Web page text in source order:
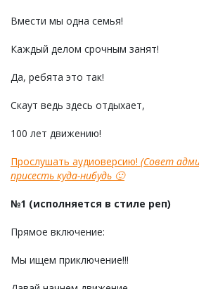
Вмести мы одна семья!
Каждый делом срочным занят!
Да, ребята это так!
Скаут ведь здесь отдыхает,
100 лет движению!
Прослушать аудиоверсию! (Совет
присесть куда-нибудь 🙂
№1 (исполняется в стиле реп)
Прямое включение:
Мы ищем приключение!!!